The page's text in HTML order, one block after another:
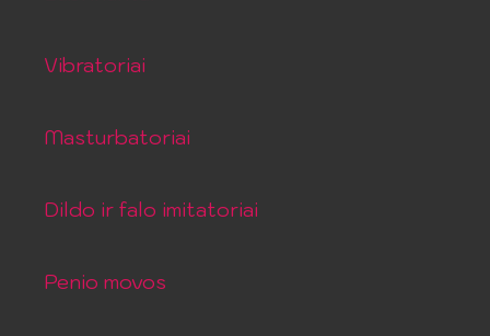
Vibratoriai
Masturbatoriai
Dildo ir falo imitatoriai
Penio movos